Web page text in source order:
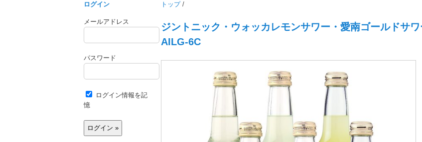
トップ/
ジントニック・ウォッカレモンサワー・愛南ゴールドサ
AILG-6C
ログイン
メールアドレス
パスワード
ログイン情報を記
憶